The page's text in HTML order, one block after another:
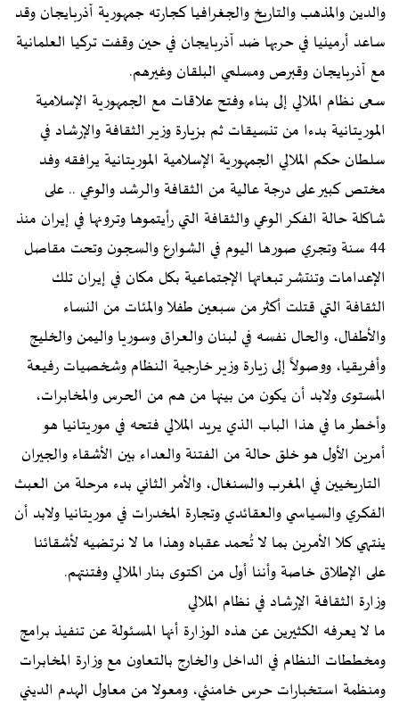
والدين والمذهب والتاريخ والجغرافيا كجارته جمهورية آذربايجان وقد
ساعد أرمينيا في حربها ضد آذربايجان في حين وقفت تركيا العلمانية
مع آذربايجان وقبرص ومسلمي البلقان وغيرهم.
سعى نظام الملالي إلى بناء وفتح علاقات مع الجمهورية الإسلامية
الموريتانية بدءا من تنسيقات ثم بزيارة وزير الثقافة والإرشاد في
سلطان حكم الملالي الجمهورية الإسلامية الموريتانية يرافقه وفد
مختص كبير على درجة عالية من الثقافة والرشد والوعي .. على
شاكلة حالة الفكر الوعي والثقافة التي رأيتموها وترونها في إيران منذ
44 سنة وتجري صورها اليوم في الشوارع والسجون وتحت مقاصل
الإعدامات وتنتشر تبعاتها الإجتماعية بكل مكان في إيران تلك
الثقافة التي قتلت أكثر من سبعين طفلا والمئات من النساء
والأطفال، والحال نفسه في لبنان والعراق وسوريا واليمن والخليج
وأفريقيا، ووصولاً إلى زيارة وزير خارجية النظام وشخصيات رفيعة
المستوى ولابد أن يكون من بينها من هم من الحرس والمخابرات،
وأخطر ما في هذا الباب الذي يريد الملالي فتحه في موريتانيا هو
أمرين الأول هو خلق حالة من الفتنة والعداء بين الأشقاء والجيران
التاريخيين في المغرب والسنغال، والأمر الثاني بدء مرحلة من العبث
الفكري والسياسي والعقائدي وتجارة المخدرات في موريتانيا ولابد أن
ينتهي كلا الأمرين بما لا تُحمد عقباه وهذا ما لا نرتضيه لأشقائنا
على الإطلاق خاصة وأننا أول من اكتوى بنار الملالي وفتنتهم.
وزارة الثقافة الإرشاد في نظام الملالي
ما لا يعرفه الكثيرين عن هذه الوزارة أنها المسئولة عن تنفيذ برامج
ومخططات النظام في الداخل والخارج بالتعاون مع وزارة المخابرات
ومنظمة استخبارات حرس خامنئي، ومعولا من معاول الهدم الديني